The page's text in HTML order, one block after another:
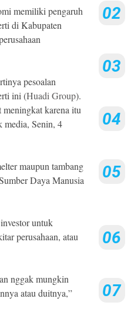
memiliki pengaruh
di Kabupaten
pesoalan
ini (Huadi Group).
karena itu
media, Senin, 4
maupun tambang
Daya Manusia
untuk
perusahaan, atau
nggak mungkin
atau duitnya,”
02
03
04
05
06
07